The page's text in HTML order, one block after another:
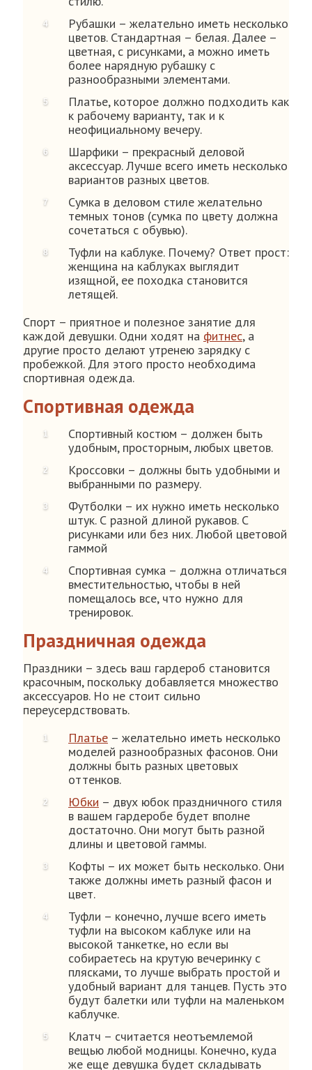
Рубашки – желательно иметь несколько
цветов. Стандартная – белая. Далее –
цветная, с рисунками, а можно иметь
более нарядную рубашку с
разнообразными элементами.
Платье, которое должно подходить как
к рабочему варианту, так и к
неофициальному вечеру.
Шарфики – прекрасный деловой
аксессуар. Лучше всего иметь несколько
вариантов разных цветов.
Сумка в деловом стиле желательно
темных тонов (сумка по цвету должна
сочетаться с обувью).
Туфли на каблуке. Почему? Ответ прост:
женщина на каблуках выглядит
изящной, ее походка становится
летящей.
Спорт – приятное и полезное занятие для
каждой девушки. Одни ходят на фитнес, а
другие просто делают утренею зарядку с
пробежкой. Для этого просто необходима
спортивная одежда.
Спортивная одежда
Спортивный костюм – должен быть
удобным, просторным, любых цветов.
Кроссовки – должны быть удобными и
выбранными по размеру.
Футболки – их нужно иметь несколько
штук. С разной длиной рукавов. С
рисунками или без них. Любой цветовой
гаммой
Спортивная сумка – должна отличаться
вместительностью, чтобы в ней
помещалось все, что нужно для
тренировок.
Праздничная одежда
Праздники – здесь ваш гардероб становится
красочным, поскольку добавляется множество
аксессуаров. Но не стоит сильно
переусердствовать.
Платье – желательно иметь несколько
моделей разнообразных фасонов. Они
должны быть разных цветовых
оттенков.
Юбки – двух юбок праздничного стиля
в вашем гардеробе будет вполне
достаточно. Они могут быть разной
длины и цветовой гаммы.
Кофты – их может быть несколько. Они
также должны иметь разный фасон и
цвет.
Туфли – конечно, лучше всего иметь
туфли на высоком каблуке или на
высокой танкетке, но если вы
собираетесь на крутую вечеринку с
плясками, то лучше выбрать простой и
удобный вариант для танцев. Пусть это
будут балетки или туфли на маленьком
каблучке.
Клатч – считается неотъемлемой
вещью любой модницы. Конечно, куда
же еще девушка будет складывать